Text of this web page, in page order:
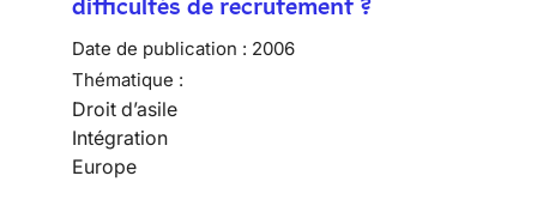
difficultés de recrutement ?
Date de publication : 2006
Thématique :
Droit d’asile
Intégration
Europe